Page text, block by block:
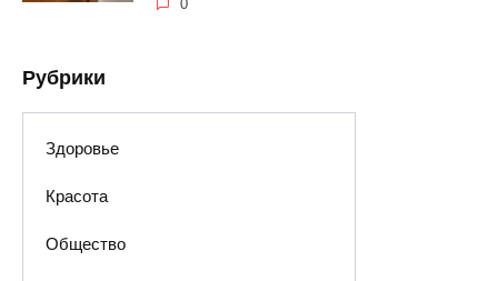
0
Рубрики
Здоровье
Красота
Общество